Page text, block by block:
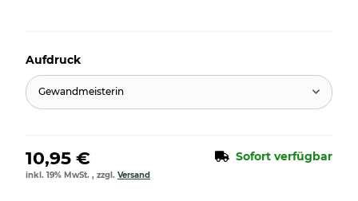
Aufdruck
Gewandmeisterin
10,95 € Sofort verfügbar
inkl. 19% MwSt. , zzgl. Versand